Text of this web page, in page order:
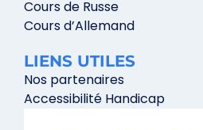
Cours de Russe
Cours d’Allemand
LIENS UTILES
Nos partenaires
Accessibilité Handicap